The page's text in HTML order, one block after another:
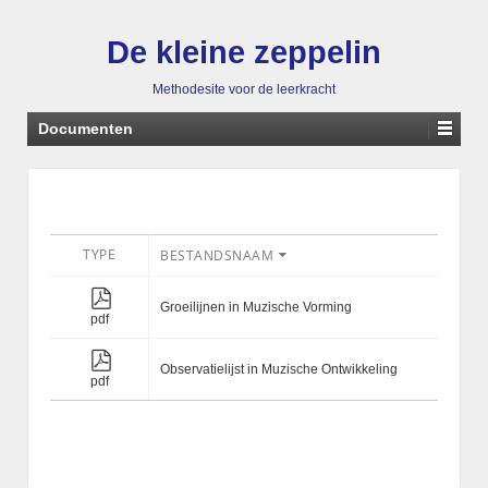
De kleine zeppelin
Methodesite voor de leerkracht
Documenten
TYPE BESTANDSNAAM
pdf
Groeilijnen in Muzische Vorming
pdf
Observatielijst in Muzische Ontwikkeling